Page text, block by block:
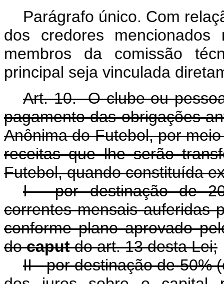
Parágrafo único. Com
dos credores
membros da comissão
principal seja vinculada
Art. 10. O clube ou
pagamento das obrigações
Anônima do Futebol, por
receitas que lhe serão
Futebol, quando constituída
I - por destinação de
correntes mensais auferidas
conforme plano aprovado
docaputdo art. 13 desta Lei;
II - por destinação de 50%